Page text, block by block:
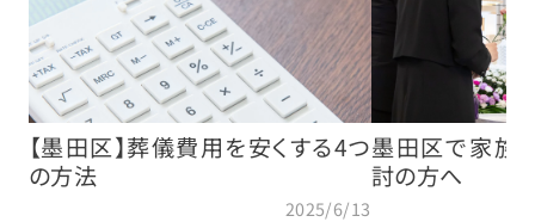
【墨田区】葬儀費用を安くする4つ
の方法
2025/6/13
墨田区で家族
討の方へ